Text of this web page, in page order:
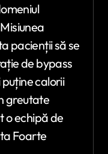
pacienții să se
de bypass
calorii
greutate
o echipă de
Foarte